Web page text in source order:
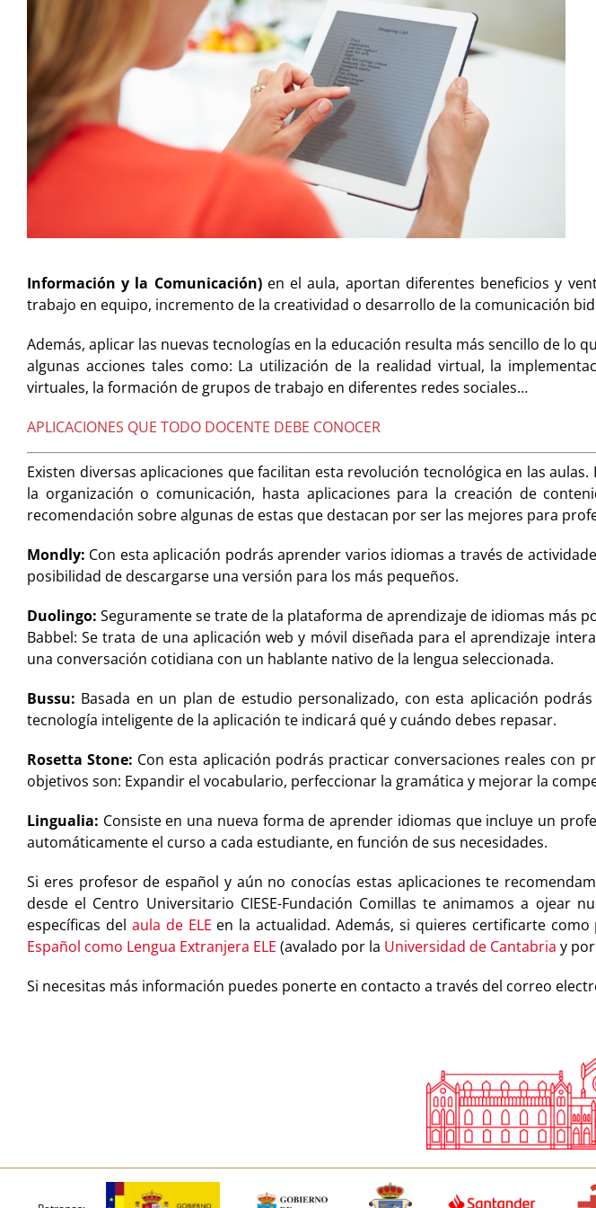
Información y la Comunicación)en el aula, aportan diferentes beneficios y
trabajo en equipo, incremento de la creatividad o desarrollo de la comunicación
Además, aplicar las nuevas tecnologías en la educación resulta más sencillo de lo
algunas acciones tales como: La utilización de la realidad virtual, la
virtuales, la formación de grupos de trabajo en diferentes redes sociales…
APLICACIONES QUE TODO DOCENTE DEBE CONOCER
Existen diversas aplicaciones que facilitan esta revolución tecnológica en las
la organización o comunicación, hasta aplicaciones para la creación de
recomendación sobre algunas de estas que destacan por ser las mejores para
Mondly: Con esta aplicación podrás aprender varios idiomas a través de
posibilidad de descargarse una versión para los más pequeños.
Duolingo: Seguramente se trate de la plataforma de aprendizaje de idiomas más
Babbel: Se trata de una aplicación web y móvil diseñada para el aprendizaje
una conversación cotidiana con un hablante nativo de la lengua seleccionada.
Bussu: Basada en un plan de estudio personalizado, con esta aplicación
tecnología inteligente de la aplicación te indicará qué y cuándo debes repasar.
Rosetta Stone: Con esta aplicación podrás practicar conversaciones reales con
objetivos son: Expandir el vocabulario, perfeccionar la gramática y mejorar la
Lingualia: Consiste en una nueva forma de aprender idiomas que incluye un
automáticamente el curso a cada estudiante, en función de sus necesidades.
Si eres profesor de español y aún no conocías estas aplicaciones te
desde el Centro Universitario CIESE-Fundación Comillas te animamos a ojear
específicas del aula de ELE en la actualidad. Además, si quieres certificarte
Español como Lengua Extranjera ELE (avalado por la Universidad de Cantabria y por
Si necesitas más información puedes ponerte en contacto a través del correo